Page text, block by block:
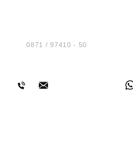
Tel.:0871 / 97410 - 50